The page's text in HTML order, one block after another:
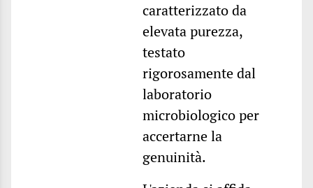
caratterizzato da
elevata purezza,
testato
rigorosamente dal
laboratorio
microbiologico per
accertarne la
genuinità.